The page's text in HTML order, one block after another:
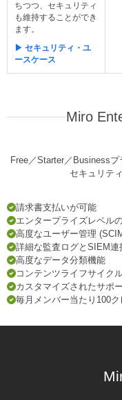
ちつつ、セキュリティ
も維持することができ
ます。
▶ セキュリティ・ユ
ースケース
Miro
Free／Starter／Business
セキュリテ
請求書支払いが可能
エンタープライズレベル
高度なユーザー管理
詳細な監査ログとSIEM連
高度なデータ分類機能
コンテンツライフサイク
カスタマイズされたサポ
毎月メンバー当たり100